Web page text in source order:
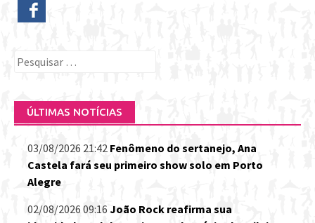
Pesquisar
ÚLTIMAS NOTÍCIAS
03/08/2026 21:42 Fenômeno do sertanejo, Ana
Castela fará seu primeiro show solo em Porto
Alegre
02/08/2026 09:16 João Rock reafirma sua